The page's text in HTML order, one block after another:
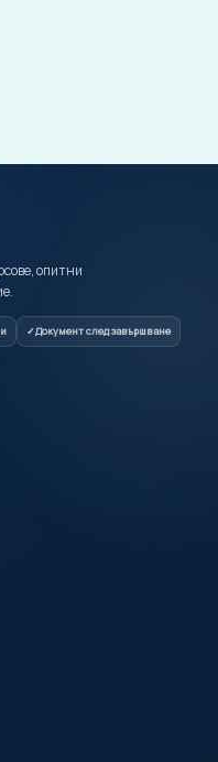
опитни
Документ след завършване